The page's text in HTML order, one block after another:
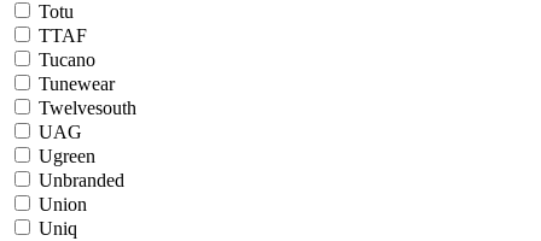
Totu
TTAF
Tucano
Tunewear
Twelvesouth
UAG
Ugreen
Unbranded
Union
Uniq